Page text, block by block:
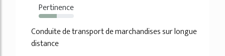
Pertinence
51%
Conduite de transport de marchandises sur longue
distance